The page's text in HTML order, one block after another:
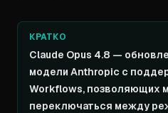
Claude Opus 4.8 —
модели Anthropic с
Workflows, позволяющих
переключаться между